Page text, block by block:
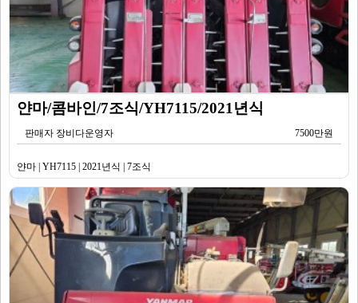
얀마/콤바인/7조식/YH7115/2021년식
판매자 장비다운영자 7500만원
얀마 | YH7115 | 2021년식 | 7조식